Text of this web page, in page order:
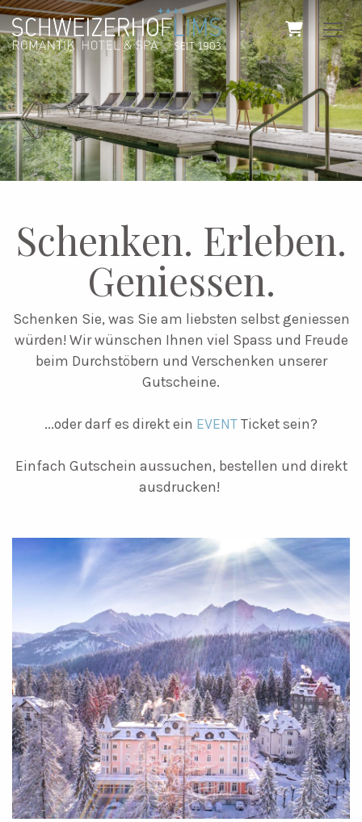
Schenken. Erleben.
Geniessen.
Schenken Sie, was Sie am liebsten selbst geniessen
würden! Wir wünschen Ihnen viel Spass und Freude
beim Durchstöbern und Verschenken unserer
Gutscheine.
...oder darf es direkt ein EVENT Ticket sein?
Einfach Gutschein aussuchen, bestellen und direkt
ausdrucken!